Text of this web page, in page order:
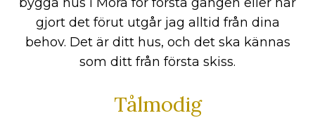
gjort det förut utgår jag alltid från dina
behov. Det är ditt hus, och det ska kännas
som ditt från första skiss.
Tålmodig